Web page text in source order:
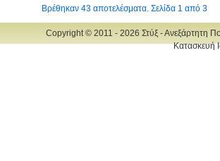
Βρέθηκαν 43 αποτελέσματα. Σελίδα 1 από 3
Copyright © 2011 - 2026 Στύξ - Ανεξάρτητη
Κατασκευή